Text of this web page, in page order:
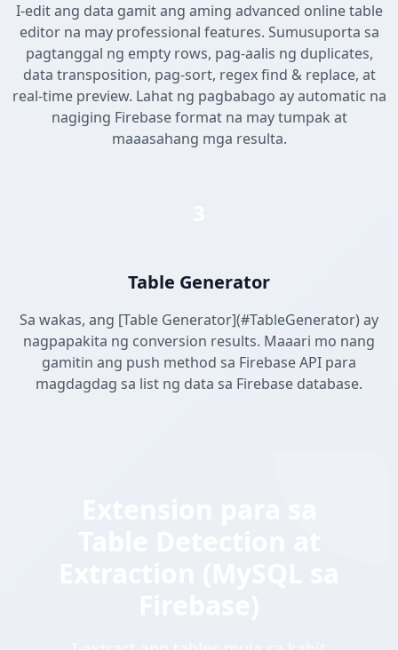
I-edit ang data gamit ang aming advanced online table
editor na may professional features. Sumusuporta sa
pagtanggal ng empty rows, pag-aalis ng duplicates,
data transposition, pag-sort, regex find & replace, at
real-time preview. Lahat ng pagbabago ay automatic na
nagiging Firebase format na may tumpak at
maaasahang mga resulta.
Table Generator
Sa wakas, ang [Table Generator](#TableGenerator) ay
nagpapakita ng conversion results. Maaari mo nang
gamitin ang push method sa Firebase API para
magdagdag sa list ng data sa Firebase database.